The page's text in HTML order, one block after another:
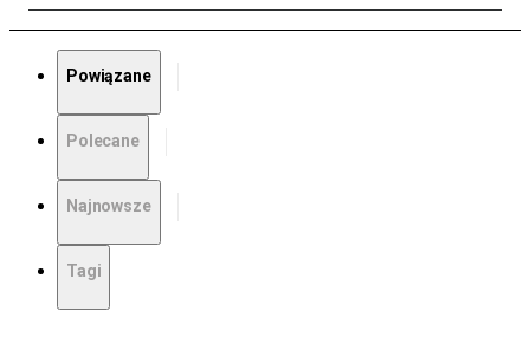
Powiązane
Polecane
Najnowsze
Tagi